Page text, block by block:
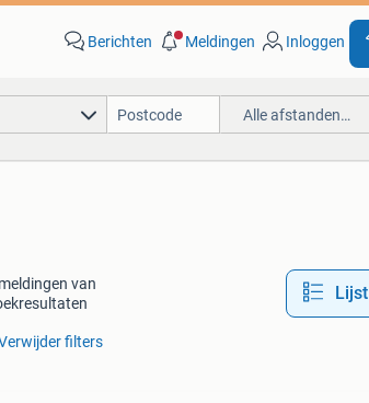
Berichten Meldingen Inloggen
Alle afstanden…
van
Lijst
filters